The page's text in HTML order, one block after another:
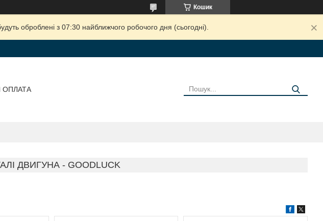
Кошик
оброблені з 07:30 найближчого робочого дня (сьогодні).
ОПЛАТА
ДВИГУНА - GOODLUCK